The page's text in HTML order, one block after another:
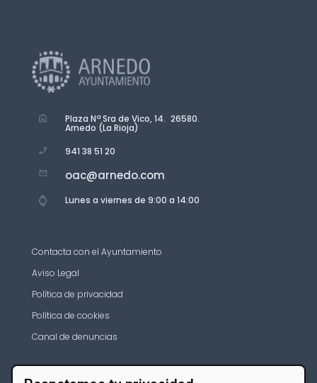
Plaza Nª Sra de Vico, 14. 26580.
Arnedo (La Rioja)
941 38 51 20
oac@arnedo.com
Lunes a viernes de 9:00 a 14:00
Contacta con el Ayuntamiento
Aviso Legal
Política de privacidad
Política de cookies
Canal de denuncias